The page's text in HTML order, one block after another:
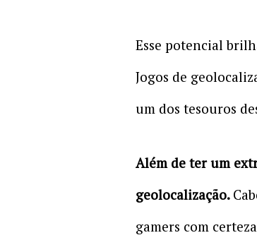
Esse potencial
Jogos de
um dos tesouros
Além de ter um
geolocalização.
gamers com